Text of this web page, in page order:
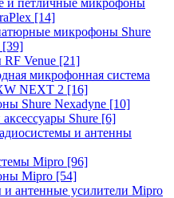
и петличные микрофоны
[14]
микрофоны Shure
[39]
Venue [21]
микрофонная система
NEXT 2 [16]
Shure Nexadyne [10]
Shure [6]
и антенны
Mipro [96]
Mipro [54]
антенные усилители Mipro